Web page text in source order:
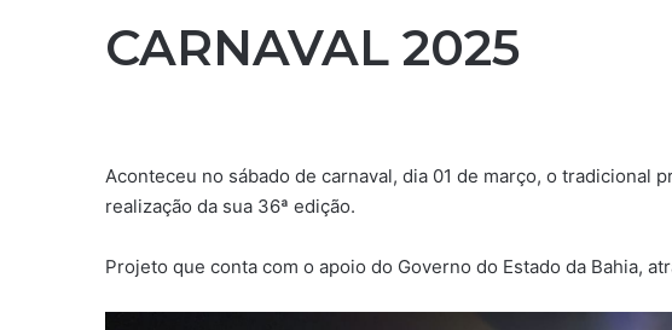
CARNAVAL 2025
Aconteceu no sábado de carnaval, dia 01 de março, o tradicional
realização da sua 36ª edição.
Projeto que conta com o apoio do Governo do Estado da Bahia,